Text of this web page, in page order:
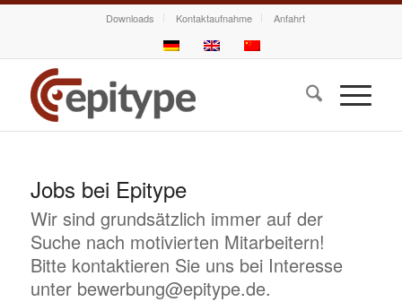
Downloads Kontaktaufnahme Anfahrt
Jobs bei Epitype
Wir sind grundsätzlich immer auf der
Suche nach motivierten Mitarbeitern!
Bitte kontaktieren Sie uns bei Interesse
unter bewerbung@epitype.de.